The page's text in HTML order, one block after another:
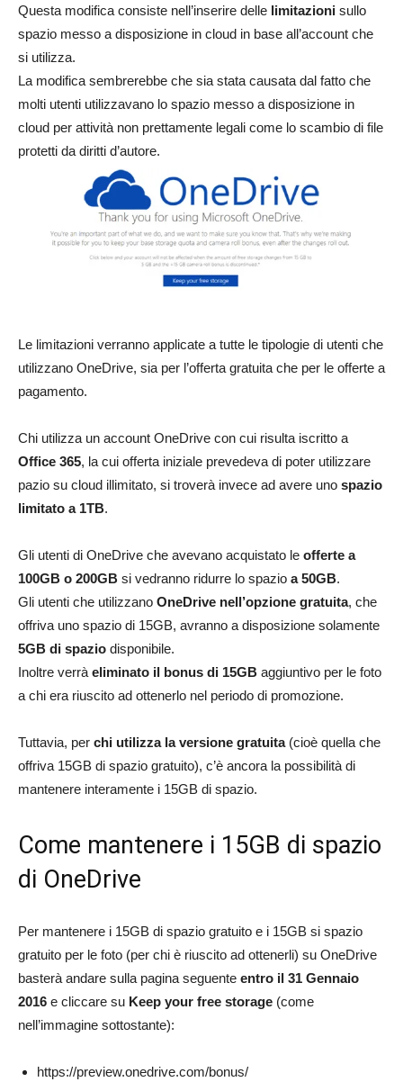
Questa modifica consiste nell’inserire delle limitazioni sullo
spazio messo a disposizione in cloud in base all’account che
si utilizza.
La modifica sembrerebbe che sia stata causata dal fatto che
molti utenti utilizzavano lo spazio messo a disposizione in
cloud per attività non prettamente legali come lo scambio di file
protetti da diritti d’autore.
Le limitazioni verranno applicate a tutte le tipologie di utenti che
utilizzano OneDrive, sia per l’offerta gratuita che per le offerte a
pagamento.
Chi utilizza un account OneDrive con cui risulta iscritto a
Office 365, la cui offerta iniziale prevedeva di poter utilizzare
pazio su cloud illimitato, si troverà invece ad avere uno spazio
limitato a 1TB.
Gli utenti di OneDrive che avevano acquistato le offerte a
100GB o 200GB si vedranno ridurre lo spazio a 50GB.
Gli utenti che utilizzano OneDrive nell’opzione gratuita, che
offriva uno spazio di 15GB, avranno a disposizione solamente
5GB di spazio disponibile.
Inoltre verrà eliminato il bonus di 15GB aggiuntivo per le foto
a chi era riuscito ad ottenerlo nel periodo di promozione.
Tuttavia, per chi utilizza la versione gratuita(cioè quella che
offriva 15GB di spazio gratuito), c’è ancora la possibilità di
mantenere interamente i 15GB di spazio.
Come mantenere i 15GB di spazio
di OneDrive
Per mantenere i 15GB di spazio gratuito e i 15GB si spazio
gratuito per le foto (per chi è riuscito ad ottenerli) su OneDrive
basterà andare sulla pagina seguente entro il 31 Gennaio
2016 e cliccare su Keep your free storage (come
nell’immagine sottostante):
https://preview.onedrive.com/bonus/